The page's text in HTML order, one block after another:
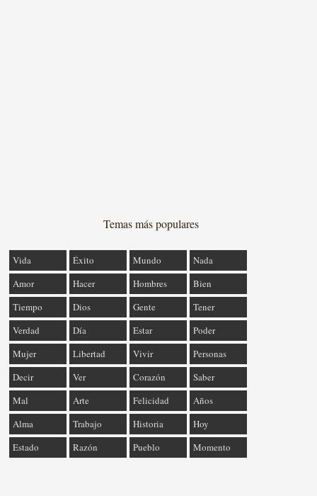
Temas más populares
Vida Éxito Mundo
Nada
Amor
Hacer Hombres
Bien
Tiempo
Dios Gente
Tener
Verdad
Día Estar
Poder
Mujer
Libertad Vivir
Personas
Decir
Ver Corazón
Saber
Mal
Arte Felicidad
Años
Alma
Trabajo Historia
Hoy
Estado
Razón Pueblo Momento